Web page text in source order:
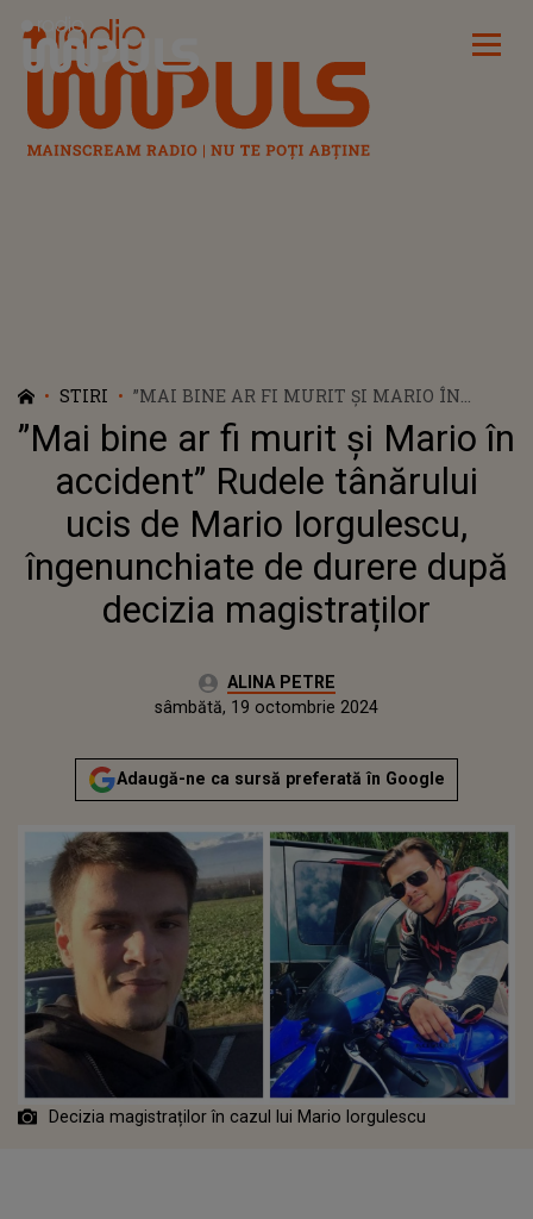
Radio Impuls
STIRI
”MAI BINE AR FI MURIT ȘI MARIO ÎN
ACCIDENT” RUDELE TÂNĂRULUI UCIS DE
MARIO IORGULESCU, ÎNGENUNCHIATE DE
DURERE DUPĂ DECIZIA MAGISTRAȚILOR
”Mai bine ar fi murit și Mario în
accident” Rudele tânărului
ucis de Mario Iorgulescu,
îngenunchiate de durere după
decizia magistraților
Autor:ALINA PETRE
joi, 19 octombrie 2023Actualizat:
sâmbătă, 19 octombrie 2024
Adaugă-ne ca sursă preferată în Google
Decizia magistraților în cazul lui Mario Iorgulescu